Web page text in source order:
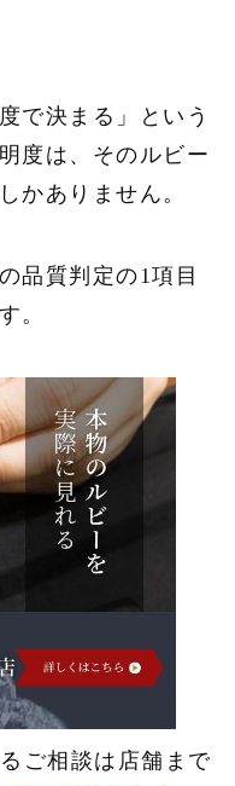
で決まる」という
度は、そのルビー
かありません。
品質判定の1項目
。
ご相談は店舗まで